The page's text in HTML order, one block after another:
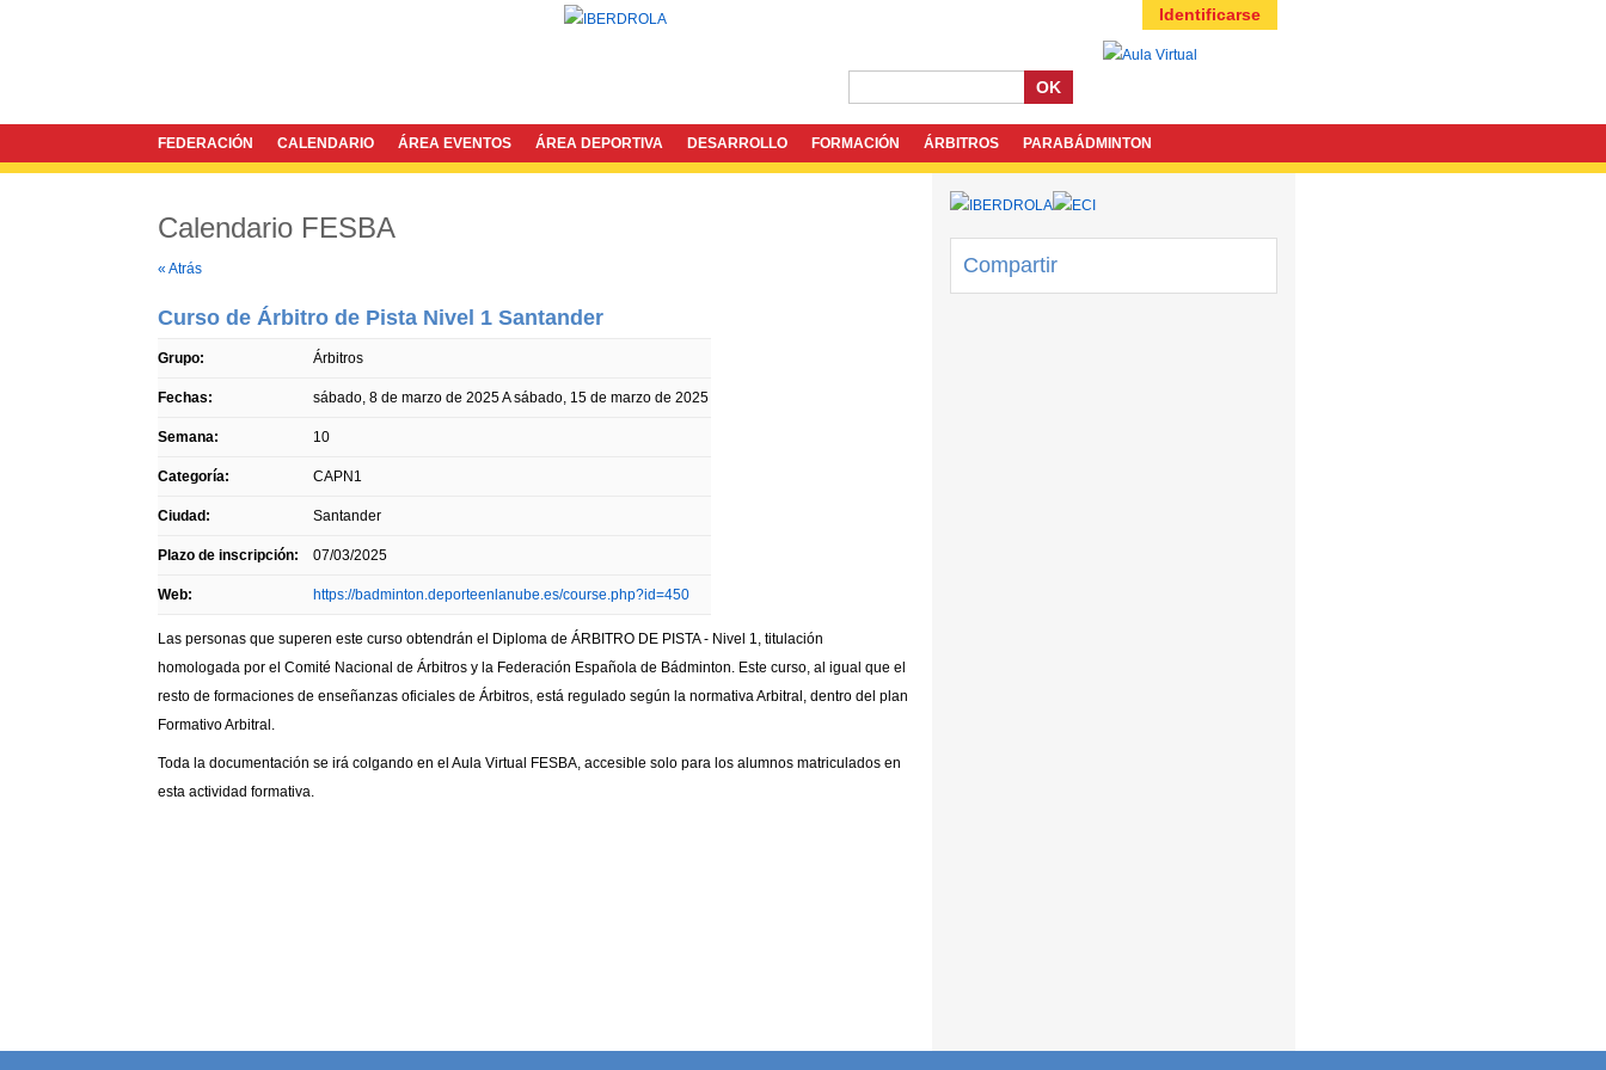
Identificarse
OK
FEDERACIÓN CALENDARIO ÁREA EVENTOS ÁREA DEPORTIVA DESARROLLO FORMACIÓN ÁRBITROS PARABÁDMINTON
Calendario FESBA
« Atrás
Curso de Árbitro de Pista Nivel 1 Santander
Grupo: Árbitros
Fechas: sábado, 8 de marzo de 2025Asábado, 15 de marzo de 2025
Semana: 10
Categoría: CAPN1
Ciudad: Santander
Plazo de inscripción: 07/03/2025
Web: https://badminton.deporteenlanube.es/course.php?id=450
Las personas que superen este curso obtendrán el Diploma de ÁRBITRO DE PISTA - Nivel 1, titulación
homologada por el Comité Nacional de Árbitros y la Federación Española de Bádminton. Este curso, al igual que el
resto de formaciones de enseñanzas oficiales de Árbitros, está regulado según la normativa Arbitral, dentro del plan
Formativo Arbitral.
Toda la documentación se irá colgando en el Aula Virtual FESBA, accesible solo para los alumnos matriculados en
esta actividad formativa.
Compartir